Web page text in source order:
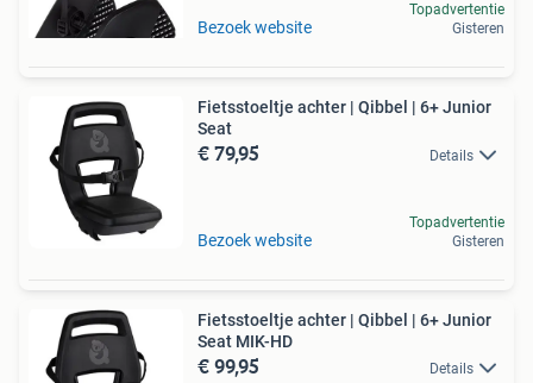
Bezoek website
Topadvertentie
Gisteren
Fietsstoeltje achter | Qibbel | 6+ Junior
Seat
€ 79,95 Details
Bezoek website
Topadvertentie
Gisteren
Fietsstoeltje achter | Qibbel | 6+ Junior
Seat MIK-HD
€ 99,95 Details